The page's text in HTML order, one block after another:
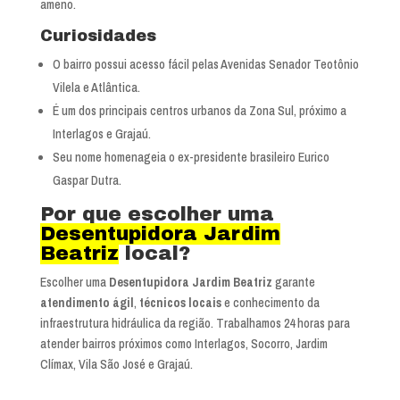
ameno.
Curiosidades
O bairro possui acesso fácil pelas Avenidas Senador Teotônio
Vilela e Atlântica.
É um dos principais centros urbanos da Zona Sul, próximo a
Interlagos e Grajaú.
Seu nome homenageia o ex-presidente brasileiro Eurico
Gaspar Dutra.
Por que escolher uma
Desentupidora Jardim
Beatriz local?
Escolher uma Desentupidora Jardim Beatriz garante
atendimento ágil, técnicos locaise conhecimento da
infraestrutura hidráulica da região. Trabalhamos 24 horas para
atender bairros próximos como Interlagos, Socorro, Jardim
Clímax, Vila São José e Grajaú.